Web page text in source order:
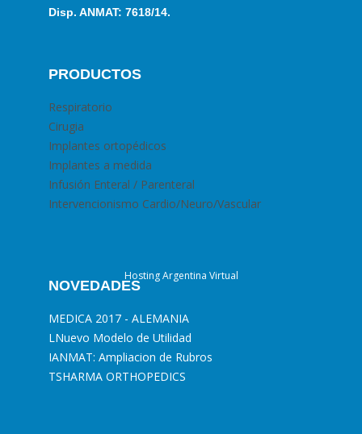
Disp. ANMAT: 7618/14.
PRODUCTOS
Respiratorio
Cirugia
Implantes ortopédicos
Implantes a medida
Infusión Enteral / Parenteral
Intervencionismo Cardio/Neuro/Vascular
NOVEDADES
MEDICA 2017 - ALEMANIA
LNuevo Modelo de Utilidad
IANMAT: Ampliacion de Rubros
TSHARMA ORTHOPEDICS
Hosting Argentina Virtual